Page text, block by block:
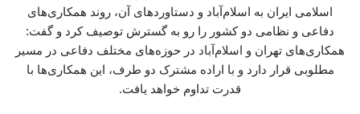
اسلامی ایران به اسلام‌آباد و دستاوردهای آن، روند همکاری‌های
دفاعی و نظامی دو کشور را رو به گسترش توصیف کرد و گفت:
همکاری‌های تهران و اسلام‌آباد در حوزه‌های مختلف دفاعی در مسیر
مطلوبی قرار دارد و با اراده مشترک دو طرف، این همکاری‌ها با
قدرت تداوم خواهد یافت.